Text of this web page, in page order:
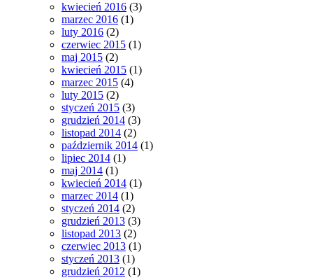
kwiecień 2016 (3)
marzec 2016 (1)
luty 2016 (2)
czerwiec 2015 (1)
maj 2015 (2)
kwiecień 2015 (1)
marzec 2015 (4)
luty 2015 (2)
styczeń 2015 (3)
grudzień 2014 (3)
listopad 2014 (2)
październik 2014 (1)
lipiec 2014 (1)
maj 2014 (1)
kwiecień 2014 (1)
marzec 2014 (1)
styczeń 2014 (2)
grudzień 2013 (3)
listopad 2013 (2)
czerwiec 2013 (1)
styczeń 2013 (1)
grudzień 2012 (1)